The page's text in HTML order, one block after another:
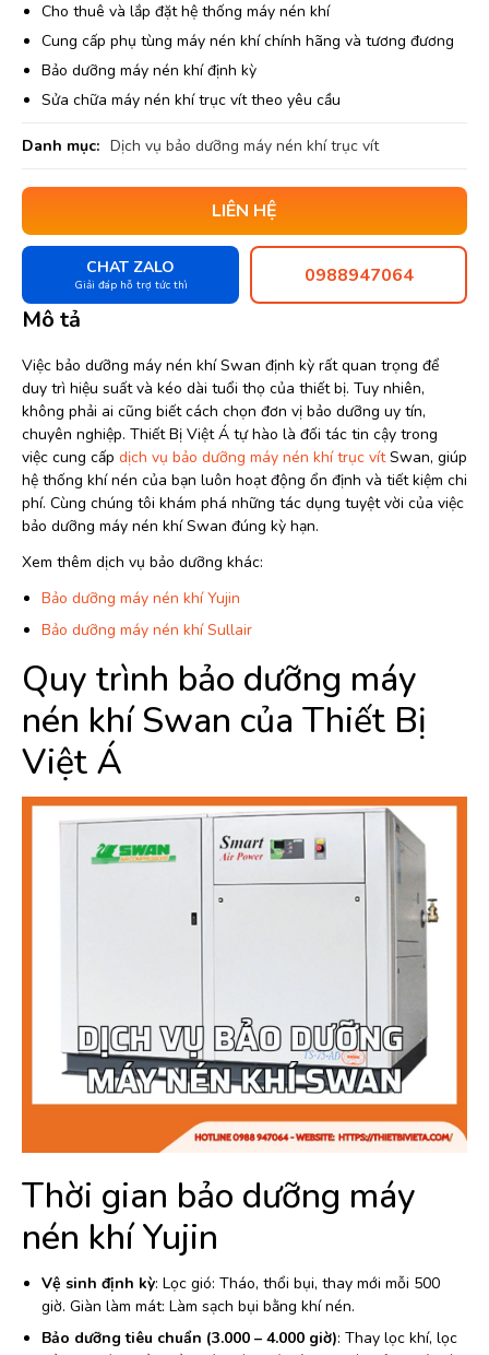
Cho thuê và lắp đặt hệ thống máy nén khí
Cung cấp phụ tùng máy nén khí chính hãng và tương đương
Bảo dưỡng máy nén khí định kỳ
Sửa chữa máy nén khí trục vít theo yêu cầu
Danh mục: Dịch vụ bảo dưỡng máy nén khí trục vít
LIÊN HỆ
CHAT ZALO
Giải đáp hỗ trợ tức thì 0988947064
Mô tả
Việc bảo dưỡng máy nén khí Swan định kỳ rất quan trọng để
duy trì hiệu suất và kéo dài tuổi thọ của thiết bị. Tuy nhiên,
không phải ai cũng biết cách chọn đơn vị bảo dưỡng uy tín,
chuyên nghiệp. Thiết Bị Việt Á tự hào là đối tác tin cậy trong
việc cung cấp dịch vụ bảo dưỡng máy nén khí trục vítSwan, giúp
hệ thống khí nén của bạn luôn hoạt động ổn định và tiết kiệm chi
phí. Cùng chúng tôi khám phá những tác dụng tuyệt vời của việc
bảo dưỡng máy nén khí Swan đúng kỳ hạn.
Xem thêm dịch vụ bảo dưỡng khác:
Bảo dưỡng máy nén khí Yujin
Bảo dưỡng máy nén khí Sullair
Quy trình bảo dưỡng máy
nén khí Swan của Thiết Bị
Việt Á
Thời gian bảo dưỡng máy
nén khí Yujin
Vệ sinh định kỳ: Lọc gió: Tháo, thổi bụi, thay mới mỗi 500
giờ. Giàn làm mát: Làm sạch bụi bằng khí nén.
Bảo dưỡng tiêu chuẩn (3.000 – 4.000 giờ): Thay lọc khí, lọc